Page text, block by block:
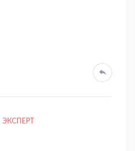
ЭКСПЕРТ